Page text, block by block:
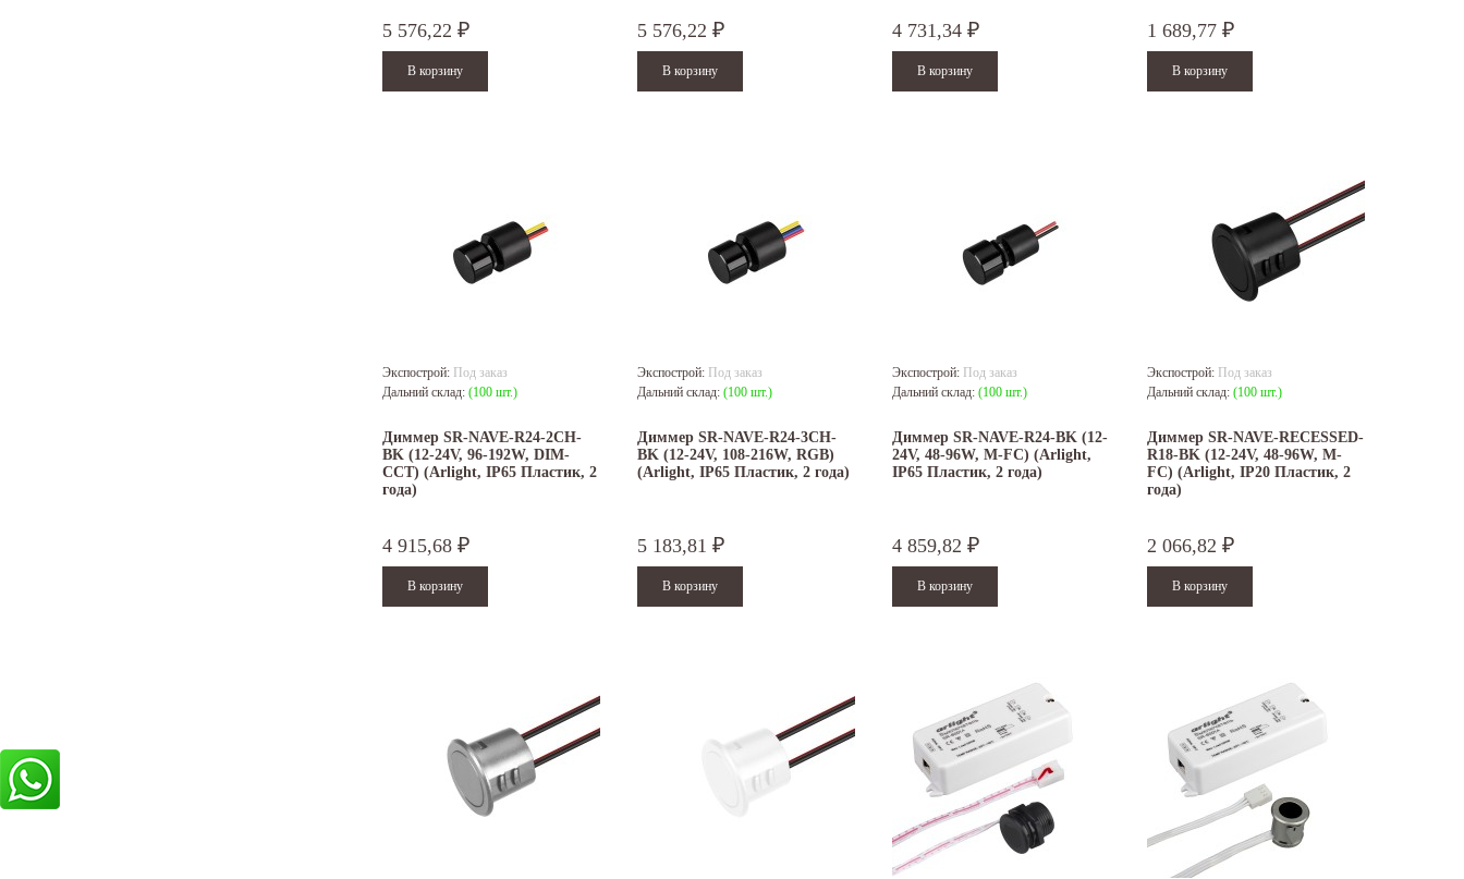
5 576,22 ₽ 5 576,22 ₽ 4 731,34 ₽ 1 689,77 ₽
Экспострой: Под заказ
Дальний склад: (100 шт.)
Диммер SR-NAVE-R24-2CH-
BK (12-24V, 96-192W, DIM-
CCT) (Arlight, IP65 Пластик, 2
года)
4 915,68 ₽
Экспострой: Под заказ
Дальний склад: (100 шт.)
Диммер SR-NAVE-R24-3CH-
BK (12-24V, 108-216W, RGB)
(Arlight, IP65 Пластик, 2 года)
5 183,81 ₽
Экспострой: Под заказ
Дальний склад: (100 шт.)
Диммер SR-NAVE-R24-BK (12-
24V, 48-96W, M-FC) (Arlight,
IP65 Пластик, 2 года)
4 859,82 ₽
Экспострой: Под заказ
Дальний склад: (100 шт.)
Диммер SR-NAVE-RECESSED-
R18-BK (12-24V, 48-96W, M-
FC) (Arlight, IP20 Пластик, 2
года)
2 066,82 ₽